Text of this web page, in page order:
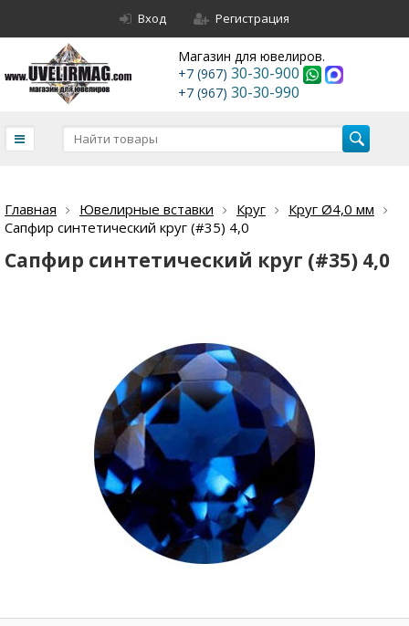
Вход Регистрация
Магазин для ювелиров.
+7 (967) 30-30-900
+7 (967) 30-30-990
Главная Ювелирные вставки Круг
Круг Ø4,0 мм
Сапфир синтетический круг (#35) 4,0
Сапфир синтетический круг (#35) 4,0